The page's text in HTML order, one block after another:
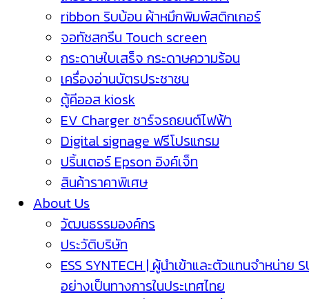
ribbon ริบบ้อน ผ้าหมึกพิมพ์สติกเกอร์
จอทัชสกรีน Touch screen
กระดาษใบเสร็จ กระดาษความร้อน
เครื่องอ่านบัตรประชาชน
ตู้คีออส kiosk
EV Charger ชาร์จรถยนต์ไฟฟ้า
Digital signage ฟรีโปรแกรม
ปริ้นเตอร์ Epson อิงค์เจ็ท
สินค้าราคาพิเศษ
About Us
วัฒนธรรมองค์กร
ประวัติบริษัท
ESS SYNTECH | ผู้นำเข้าและตัวแทนจำหน่าย
อย่างเป็นทางการในประเทศไทย